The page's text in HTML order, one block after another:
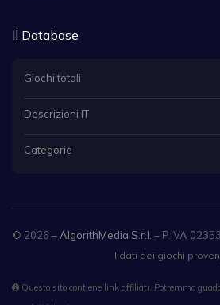
Il Database
Giochi totali
Descrizioni IT
Categorie
© 2026 – AlgorithMedia S.r.l. – P.IVA
I dati dei giochi
Questo sito contiene link affiliati. Potremmo